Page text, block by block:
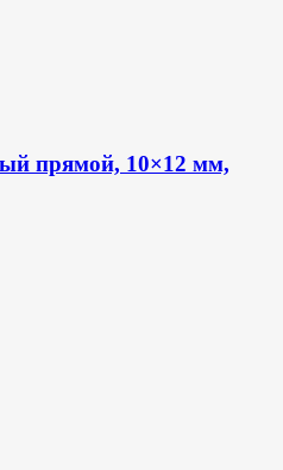
прямой, 10×12 мм,